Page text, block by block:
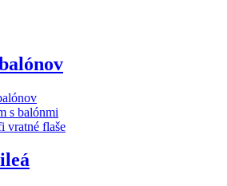
s balónmi
vratné flaše